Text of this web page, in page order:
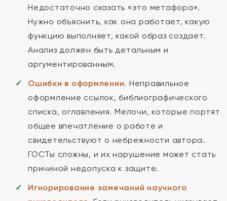
Недостаточно сказать «это метафора».
Нужно объяснить, как она работает, какую
функцию выполняет, какой образ создает.
Анализ должен быть детальным и
аргументированным.
Ошибки в оформлении. Неправильное
оформление ссылок, библиографического
списка, оглавления. Мелочи, которые портят
общее впечатление о работе и
свидетельствуют о небрежности автора.
ГОСТы сложны, и их нарушение может стать
причиной недопуска к защите.
Игнорирование замечаний научного